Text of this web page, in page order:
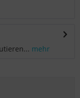
mehr